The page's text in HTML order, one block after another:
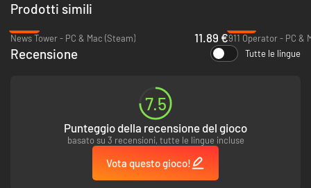
Sul mercato nero, l'aspetto sociale conta tanto quanto il denaro. Con
Prodotti simili
News Tower - PC & Mac (Steam)
11.89 €911 Operator - PC &
Recensione Tutte le lingue
7.5
Punteggio della recensione del gioco
basato su 3 recensioni, tutte le lingue incluse
Vota questo gioco!